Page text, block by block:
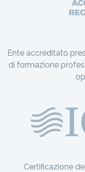
Ente accreditato
di formazione
Certificazione